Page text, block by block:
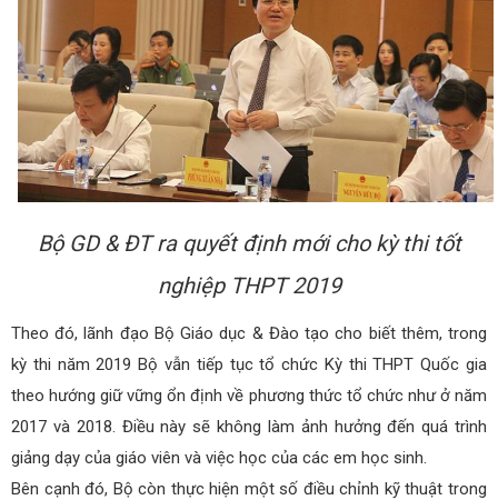
Bộ GD & ĐT ra quyết định mới cho kỳ thi tốt
nghiệp THPT 2019
Theo đó, lãnh đạo Bộ Giáo dục & Đào tạo cho biết thêm, trong
kỳ thi năm 2019 Bộ vẫn tiếp tục tổ chức Kỳ thi THPT Quốc gia
theo hướng giữ vững ổn định về phương thức tổ chức như ở năm
2017 và 2018. Điều này sẽ không làm ảnh hưởng đến quá trình
giảng dạy của giáo viên và việc học của các em học sinh.
Bên cạnh đó, Bộ còn thực hiện một số điều chỉnh kỹ thuật trong